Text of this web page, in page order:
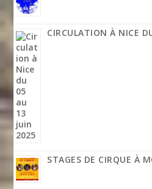
CIRCULATION À NICE
STAGES DE CIRQUE À